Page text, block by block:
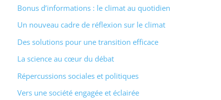
Bonus d’informations : le climat au quotidien
Un nouveau cadre de réflexion sur le climat
Des solutions pour une transition efficace
La science au cœur du débat
Répercussions sociales et politiques
Vers une société engagée et éclairée